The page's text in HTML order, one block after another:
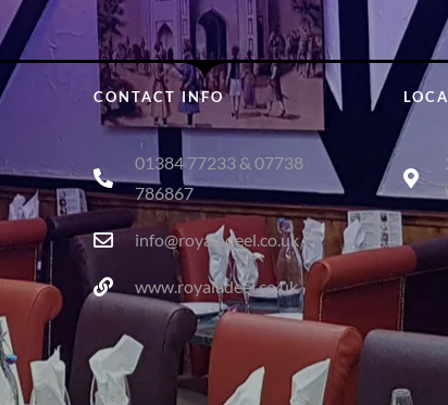
CONTACT INFO
01384 77233 & 07738
786867
info@royaladeel.co.uk
www.royaladeel.co.uk